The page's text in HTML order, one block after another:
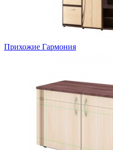
Прихожие Гармония